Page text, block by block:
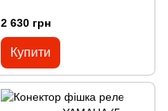
2 630 грн
Купити